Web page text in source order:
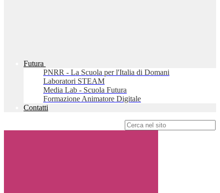
Futura
PNRR - La Scuola per l'Italia di Domani
Laboratori STEAM
Media Lab - Scuola Futura
Formazione Animatore Digitale
Contatti